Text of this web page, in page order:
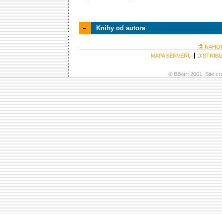
Knihy od autora
MAPA SERVERU
© BB/art 2001. Site